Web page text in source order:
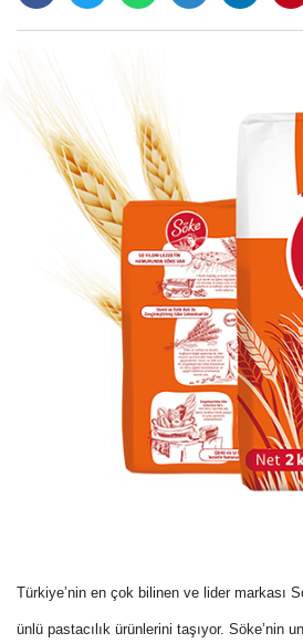
Türkiye’nin en çok bilinen ve lider markası
ünlü pastacılık ürünlerini taşıyor. Söke’nin